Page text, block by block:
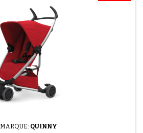
MARQUE: QUINNY